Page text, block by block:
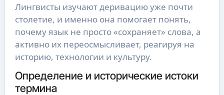
Лингвисты изучают деривацию уже почти
столетие, и именно она помогает понять,
почему язык не просто «сохраняет» слова, а
активно их переосмысливает, реагируя на
историю, технологии и культуру.
Определение и исторические истоки
термина